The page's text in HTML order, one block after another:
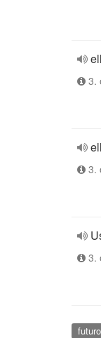
3.
3.
3.
futuro